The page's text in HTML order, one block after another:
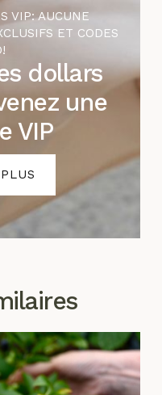
VIP: AUCUNE
ET CODES
dollars
une
VIP